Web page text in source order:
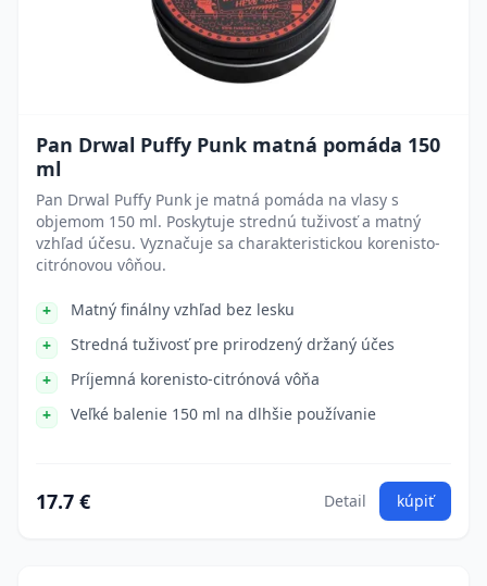
Pan Drwal Puffy Punk matná pomáda 150
ml
Pan Drwal Puffy Punk je matná pomáda na vlasy s
objemom 150 ml. Poskytuje strednú tuživosť a matný
vzhľad účesu. Vyznačuje sa charakteristickou korenisto-
citrónovou vôňou.
Matný finálny vzhľad bez lesku
Stredná tuživosť pre prirodzený držaný účes
Príjemná korenisto-citrónová vôňa
Veľké balenie 150 ml na dlhšie používanie
17.7 € Detail kúpiť